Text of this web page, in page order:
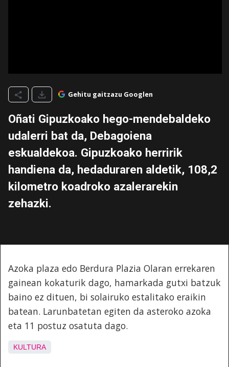
Gehitu gaitzazu Googlen
Oñati Gipuzkoako hego-mendebaldeko
udalerri bat da, Debagoiena
eskualdekoa. Gipuzkoako herririk
handiena da, hedaduraren aldetik, 108,2
kilometro koadroko azalerarekin
zehazki.
Azoka plaza edo Berdura Plazia Olaran errekaren
gainean kokaturik dago, hamarkada gutxi batzuk
baino ez dituen, bi solairuko estalitako eraikin
batean. Larunbatetan egiten da asteroko azoka
eta 11 postuz osatuta dago.
KULTURA